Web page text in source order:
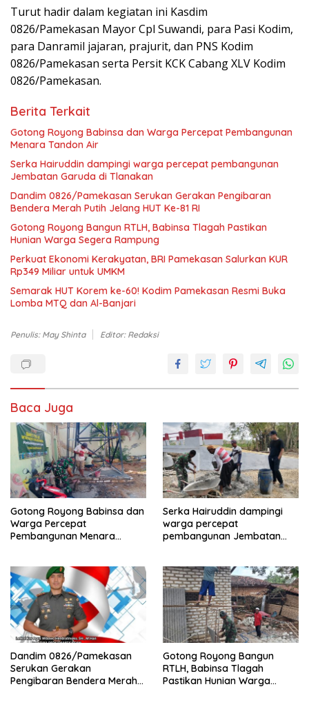
Turut hadir dalam kegiatan ini Kasdim
0826/Pamekasan Mayor Cpl Suwandi, para Pasi Kodim,
para Danramil jajaran, prajurit, dan PNS Kodim
0826/Pamekasan serta Persit KCK Cabang XLV Kodim
0826/Pamekasan.
Berita Terkait
Gotong Royong Babinsa dan Warga Percepat Pembangunan
Menara Tandon Air
Serka Hairuddin dampingi warga percepat pembangunan
Jembatan Garuda di Tlanakan
Dandim 0826/Pamekasan Serukan Gerakan Pengibaran
Bendera Merah Putih Jelang HUT Ke-81 RI
Gotong Royong Bangun RTLH, Babinsa Tlagah Pastikan
Hunian Warga Segera Rampung
Perkuat Ekonomi Kerakyatan, BRI Pamekasan Salurkan KUR
Rp349 Miliar untuk UMKM
Semarak HUT Korem ke-60! Kodim Pamekasan Resmi Buka
Lomba MTQ dan Al-Banjari
Penulis: May Shinta Editor: Redaksi
Baca Juga
Gotong Royong Babinsa dan
Warga Percepat
Pembangunan Menara
Serka Hairuddin dampingi
warga percepat
pembangunan Jembatan
Dandim 0826/Pamekasan
Serukan Gerakan
Pengibaran Bendera Merah
Gotong Royong Bangun
RTLH, Babinsa Tlagah
Pastikan Hunian Warga